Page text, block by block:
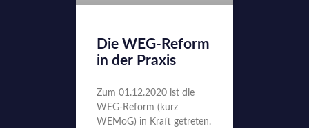
Die WEG-Reform
in der Praxis
Zum 01.12.2020 ist die
WEG-Reform (kurz
WEMoG) in Kraft getreten.